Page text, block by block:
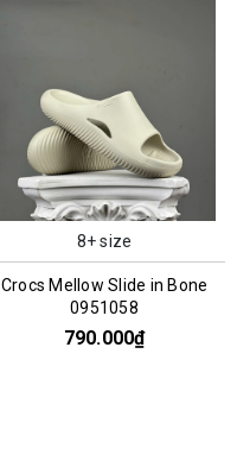
8+ size
Crocs Mellow Slide in Bone
0951058
790.000₫